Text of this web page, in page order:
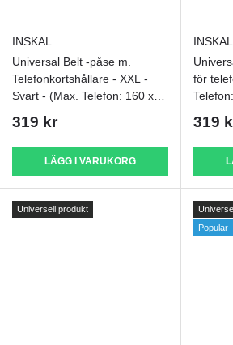
INSKAL
Universal Belt -påse m.
Telefonkortshållare - XXL -
Svart - (Max. Telefon: 160 x
319 kr
LÄGG I VARUKORG
INSKAL
för
319
Universell produkt
Popular